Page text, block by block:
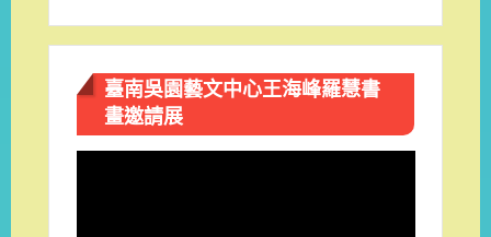
臺南吳園藝文中心王海峰羅慧書
畫邀請展